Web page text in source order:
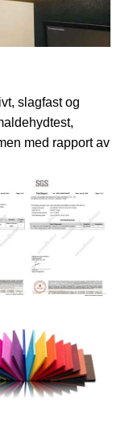
slagfast og
med rapport av